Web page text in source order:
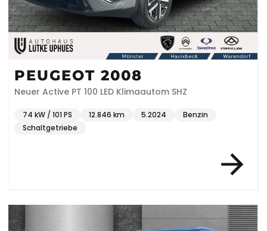
PEUGEOT 2008
Neuer Active PT 100 LED Klimaautom SHZ
74 kW / 101 PS 12.846 km 5.2024
Benzin
Schaltgetriebe